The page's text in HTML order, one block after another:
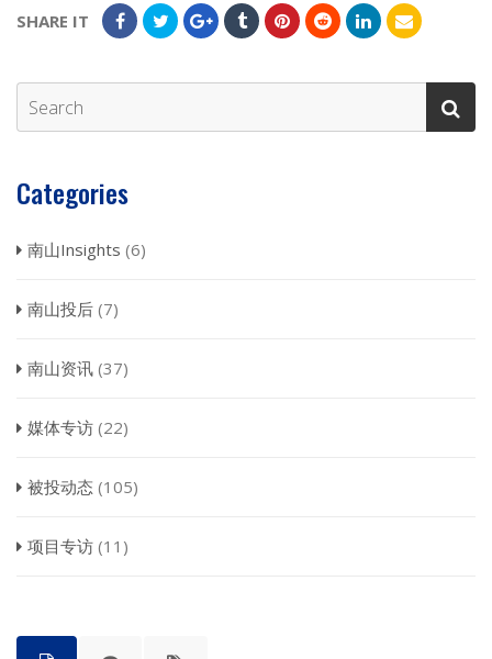
SHARE IT
Categories
南山Insights (6)
南山投后 (7)
南山资讯 (37)
媒体专访 (22)
被投动态 (105)
项目专访 (11)